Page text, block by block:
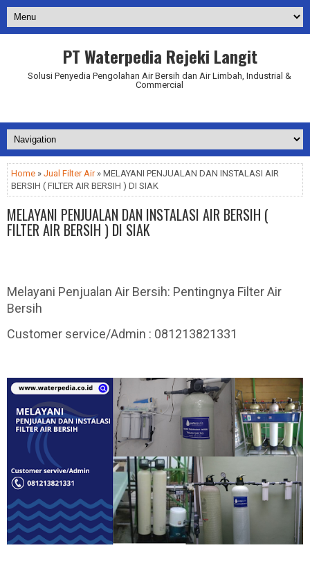
PT Waterpedia Rejeki Langit
Solusi Penyedia Pengolahan Air Bersih dan Air Limbah, Industrial &
Commercial
Home » Jual Filter Air» MELAYANI PENJUALAN DAN INSTALASI AIR
BERSIH ( FILTER AIR BERSIH ) DI SIAK
MELAYANI PENJUALAN DAN INSTALASI AIR BERSIH (
FILTER AIR BERSIH ) DI SIAK
Melayani Penjualan Air Bersih: Pentingnya Filter Air
Bersih
Customer service/Admin : 081213821331